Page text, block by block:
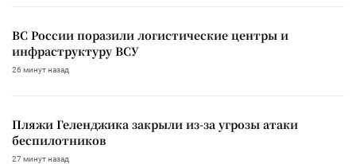
ВС России поразили логистические центры и
инфраструктуру ВСУ
26 минут назад
Пляжи Геленджика закрыли из-за угрозы атаки
беспилотников
27 минут назад